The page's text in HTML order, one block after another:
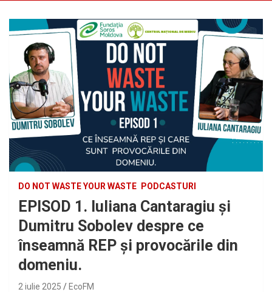
DO NOT WASTE YOUR WASTE PODCASTURI
EPISOD 1. Iuliana Cantaragiu și
Dumitru Sobolev despre ce
înseamnă REP și provocările din
domeniu.
2 iulie 2025 EcoFM